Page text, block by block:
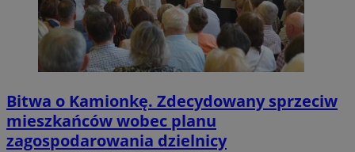
Bitwa o Kamionkę. Zdecydowany sprzeciw
mieszkańców wobec planu
zagospodarowania dzielnicy